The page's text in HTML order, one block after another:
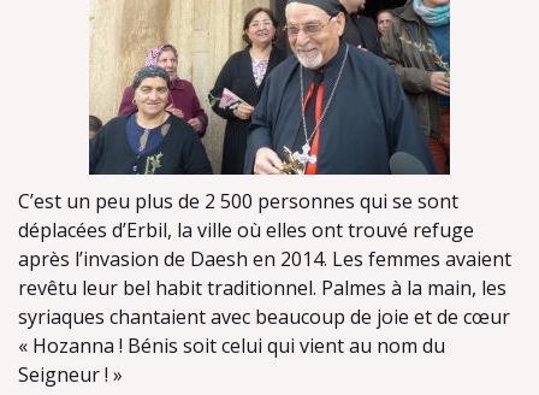
C’est un peu plus de 2 500 personnes qui se sont
déplacées d’Erbil, la ville où elles ont trouvé refuge
après l’invasion de Daesh en 2014. Les femmes avaient
revêtu leur bel habit traditionnel. Palmes à la main, les
syriaques chantaient avec beaucoup de joie et de cœur
« Hozanna ! Bénis soit celui qui vient au nom du
Seigneur ! »